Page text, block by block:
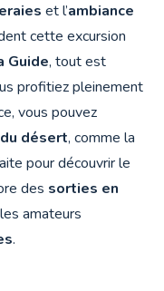
et l’ambiance
cette excursion
Guide, tout est
profitiez pleinement
vous pouvez
désert, comme la
pour découvrir le
des sorties en
amateurs
.